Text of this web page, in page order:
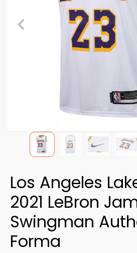
Los Angeles
2021 LeBron
Swingman
Forma